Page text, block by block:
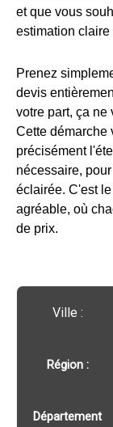
et que vous
estimation claire
Prenez
devis
votre part, ça ne
Cette démarche
précisément
nécessaire,
éclairée. C'est
agréable, où
de prix.
Ville :️
Région :️
Département